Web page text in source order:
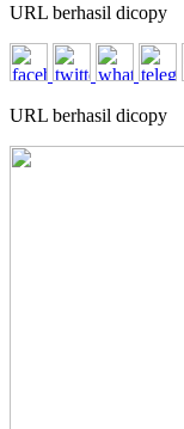
URL berhasil dicopy
URL berhasil dicopy